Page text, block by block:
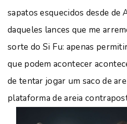
sapatos esquecidos desde de
daqueles lances que me
sorte do Si Fu: apenas
que podem acontecer
de tentar jogar um saco de
plataforma de areia